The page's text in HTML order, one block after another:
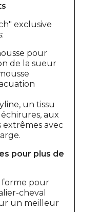
exclusive
pour
de la sueur
un tissu
aux
avec
pour plus de
forme pour
cheval
un meilleur